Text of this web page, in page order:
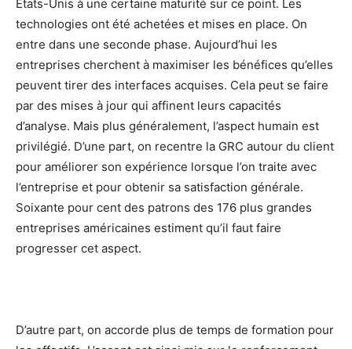
États-Unis à une certaine maturité sur ce point. Les
technologies ont été achetées et mises en place. On
entre dans une seconde phase. Aujourd’hui les
entreprises cherchent à maximiser les bénéfices qu’elles
peuvent tirer des interfaces acquises. Cela peut se faire
par des mises à jour qui affinent leurs capacités
d’analyse. Mais plus généralement, l’aspect humain est
privilégié. D’une part, on recentre la GRC autour du client
pour améliorer son expérience lorsque l’on traite avec
l’entreprise et pour obtenir sa satisfaction générale.
Soixante pour cent des patrons des 176 plus gran­des
entreprises américaines ­estiment qu’il faut faire
progresser cet ­aspect.
D’autre part, on accorde plus de temps de formation pour